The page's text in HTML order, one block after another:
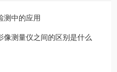
测中的应用
像测量仪之间的区别是什么